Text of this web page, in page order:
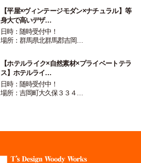
【平屋×ヴィンテージモダン×ナチュラル】等
身大で高いデザ…
日時：随時受付中！
場所：群馬県北群馬郡吉岡…
【ホテルライク×自然素材×プライベートテラ
ス】ホテルライ…
日時：随時受付中！
場所：吉岡町大久保３３４…